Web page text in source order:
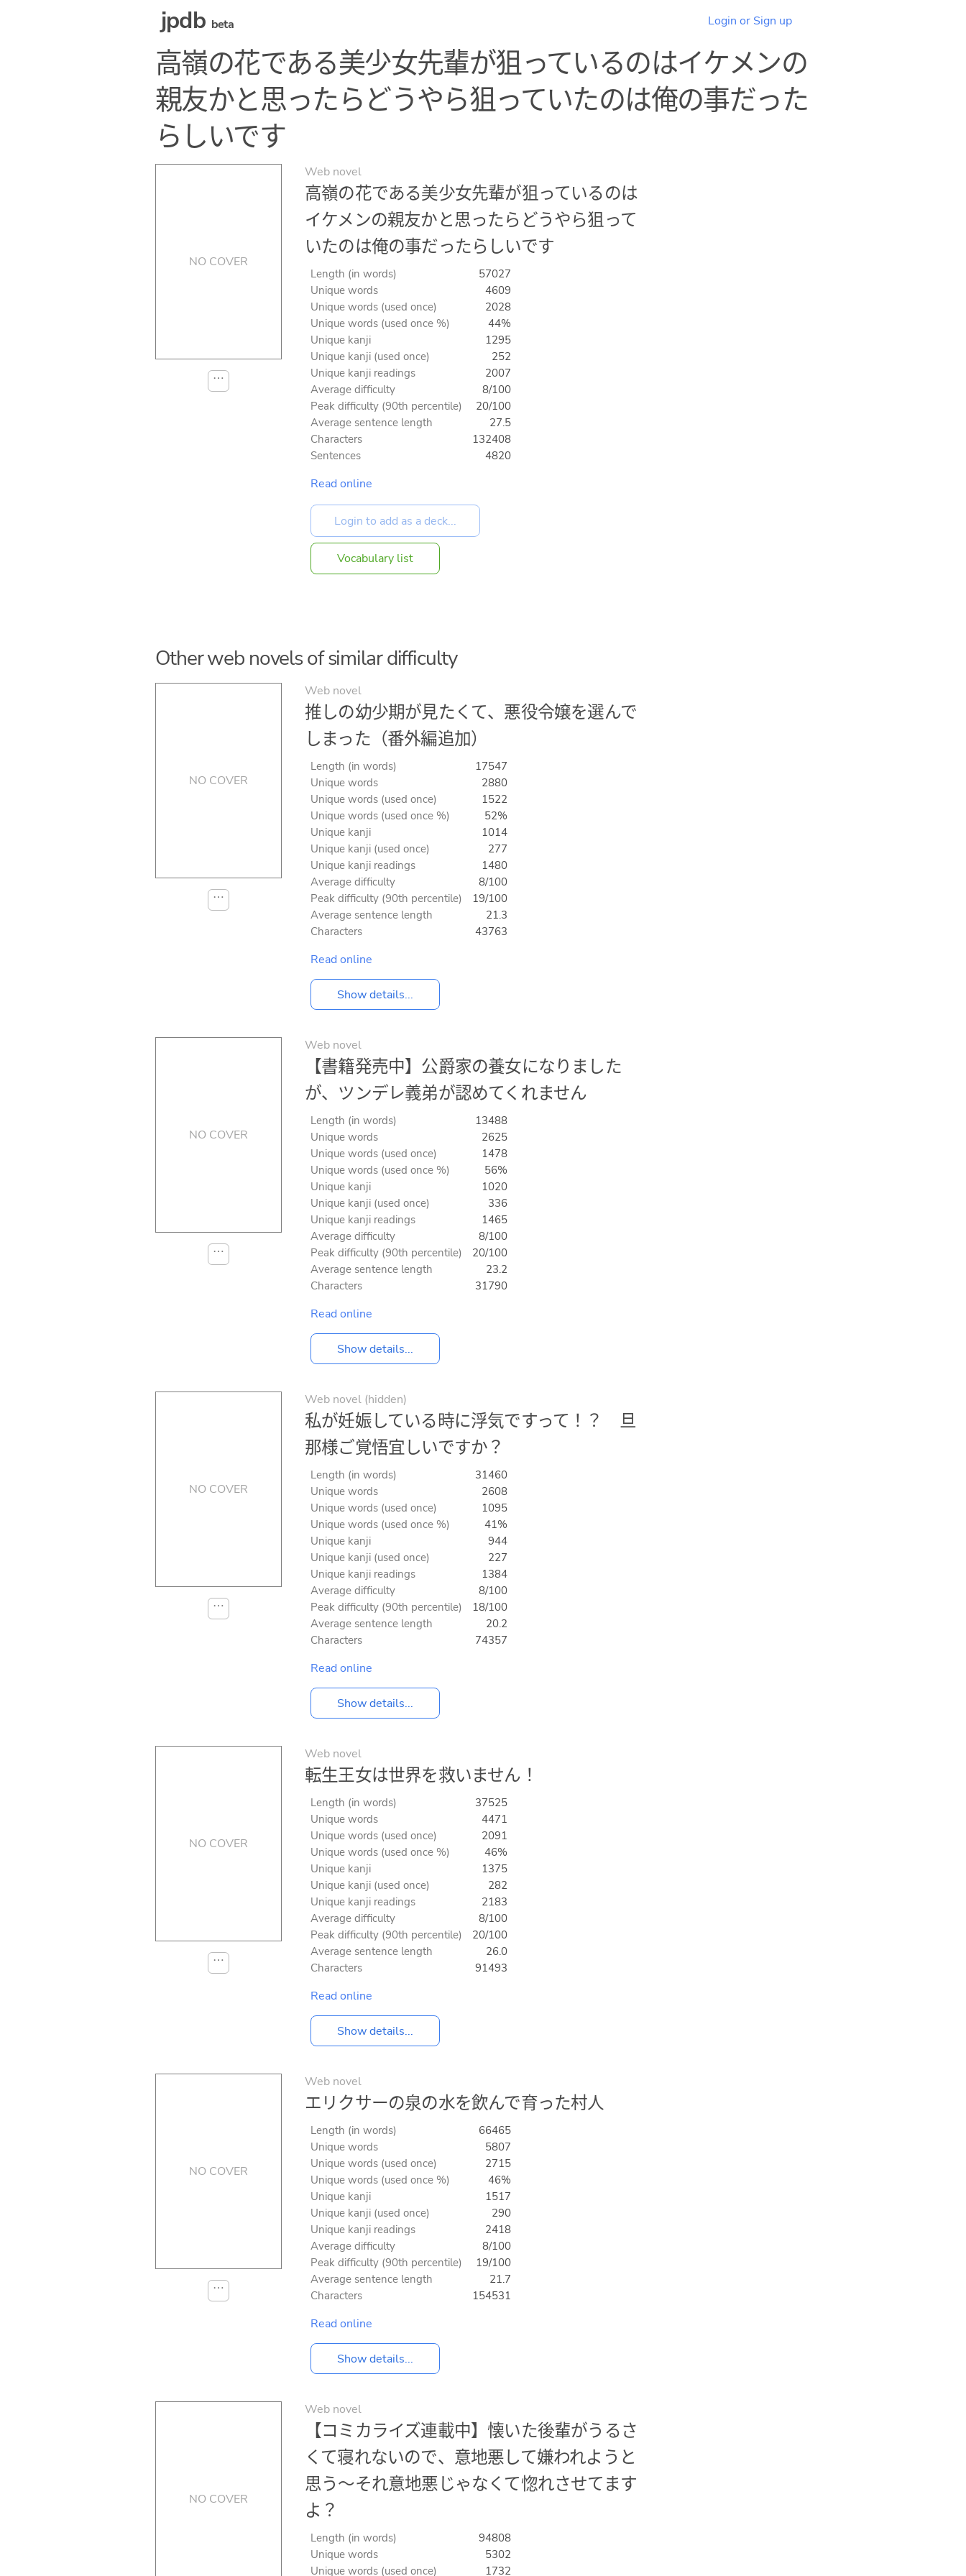
jpdb beta Login or Sign up
高嶺の花である美少女先輩が狙っているのはイケメンの
親友かと思ったらどうやら狙っていたのは俺の事だった
らしいです
NO COVER
⋯
Web novel
高嶺の花である美少女先輩が狙っているのは
イケメンの親友かと思ったらどうやら狙って
いたのは俺の事だったらしいです
Length (in words)
57027
Unique words
4609
Unique words (used once)
2028
Unique words (used once %)
44%
Unique kanji
1295
Unique kanji (used once)
252
Unique kanji readings
2007
Average difficulty
8/100
Peak difficulty (90th percentile)
20/100
Average sentence length
27.5
Characters
132408
Sentences
4820
Read online
Vocabulary list
Other web novels of similar difficulty
NO COVER
⋯
Web novel
推しの幼少期が見たくて、悪役令嬢を選んで
しまった（番外編追加）
Length (in words)
17547
Unique words
2880
Unique words (used once)
1522
Unique words (used once %)
52%
Unique kanji
1014
Unique kanji (used once)
277
Unique kanji readings
1480
Average difficulty
8/100
Peak difficulty (90th percentile)
19/100
Average sentence length
21.3
Characters
43763
Read online
Show details...
NO COVER
⋯
Web novel
【書籍発売中】公爵家の養女になりました
が、ツンデレ義弟が認めてくれません
Length (in words)
13488
Unique words
2625
Unique words (used once)
1478
Unique words (used once %)
56%
Unique kanji
1020
Unique kanji (used once)
336
Unique kanji readings
1465
Average difficulty
8/100
Peak difficulty (90th percentile)
20/100
Average sentence length
23.2
Characters
31790
Read online
Show details...
NO COVER
⋯
Web novel (hidden)
私が妊娠している時に浮気ですって！？ 旦
那様ご覚悟宜しいですか？
Length (in words)
31460
Unique words
2608
Unique words (used once)
1095
Unique words (used once %)
41%
Unique kanji
944
Unique kanji (used once)
227
Unique kanji readings
1384
Average difficulty
8/100
Peak difficulty (90th percentile)
18/100
Average sentence length
20.2
Characters
74357
Read online
Show details...
NO COVER
⋯
Web novel
転生王女は世界を救いません！
Length (in words)
37525
Unique words
4471
Unique words (used once)
2091
Unique words (used once %)
46%
Unique kanji
1375
Unique kanji (used once)
282
Unique kanji readings
2183
Average difficulty
8/100
Peak difficulty (90th percentile)
20/100
Average sentence length
26.0
Characters
91493
Read online
Show details...
NO COVER
⋯
Web novel
エリクサーの泉の水を飲んで育った村人
Length (in words)
66465
Unique words
5807
Unique words (used once)
2715
Unique words (used once %)
46%
Unique kanji
1517
Unique kanji (used once)
290
Unique kanji readings
2418
Average difficulty
8/100
Peak difficulty (90th percentile)
19/100
Average sentence length
21.7
Characters
154531
Read online
Show details...
NO COVER
Web novel
【コミカライズ連載中】懐いた後輩がうるさ
くて寝れないので、意地悪して嫌われようと
思う〜それ意地悪じゃなくて惚れさせてます
よ？
Length (in words)
94808
Unique words
5302
Unique words (used once)
1732